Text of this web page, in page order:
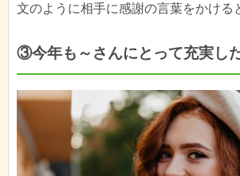
文のように相手に感謝の言葉をかける
③今年も～さんにとって充実し